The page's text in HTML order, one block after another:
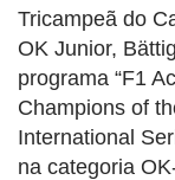
Tricampeã do
OK Junior,
programa “F1
Champions of
International
na categoria